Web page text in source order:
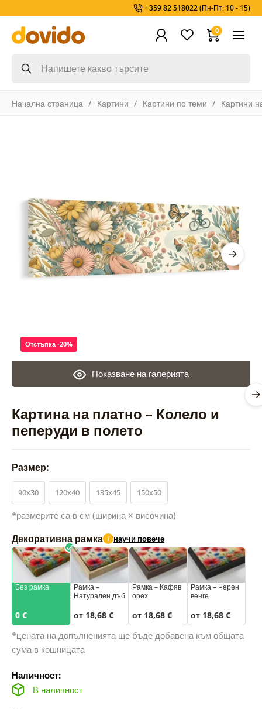
+359 82 518022(Пн-Пт: 10 - 15)
0
Начална страница Картини Картини по теми Картини
Картина на платно – Колело и
пеперуди в полето
Показване на галерията
Отстъпка -20%
Размер:
90x30 120x40 135x45 150x50
*размерите са в см (ширина × височина)
Декоративна рамка i научи повече
Без рамка
0 €
Рамка –
Натурален дъб
от 18,68 €
Рамка – Кафяв
орех
от 18,68 €
Рамка – Черен
венге
от 18,68 €
*цената на допълненията ще бъде добавена към общата
сума в кошницата
Наличност:
В наличност